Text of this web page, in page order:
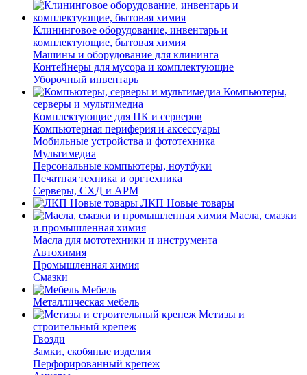
Клининговое оборудование, инвентарь и
комплектующие, бытовая химия
Машины и оборудование для клининга
Контейнеры для мусора и комплектующие
Уборочный инвентарь
Компьютеры,
серверы и мультимедиа
Комплектующие для ПК и серверов
Компьютерная периферия и аксессуары
Мобильные устройства и фототехника
Мультимедиа
Персональные компьютеры, ноутбуки
Печатная техника и оргтехника
Серверы, СХД и АРМ
ЛКП Новые товары
Масла, смазки
и промышленная химия
Масла для мототехники и инструмента
Автохимия
Промышленная химия
Смазки
Мебель
Металлическая мебель
Метизы и
строительный крепеж
Гвозди
Замки, скобяные изделия
Перфорированный крепеж